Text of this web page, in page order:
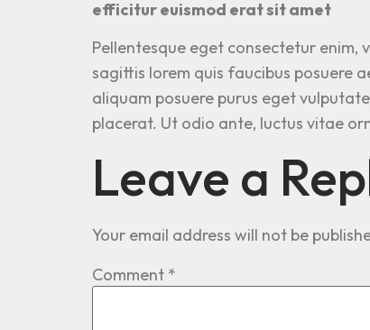
efficitur euismod erat sit amet
Pellentesque eget consectetur enim,
sagittis lorem quis faucibus posuere
aliquam posuere purus eget
placerat. Ut odio ante, luctus vitae
Leave a
Your email address will not be
Comment *